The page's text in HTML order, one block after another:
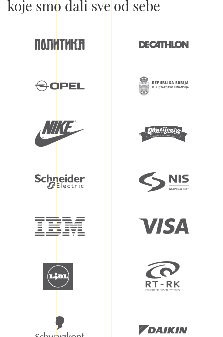
koje smo dali sve od sebe